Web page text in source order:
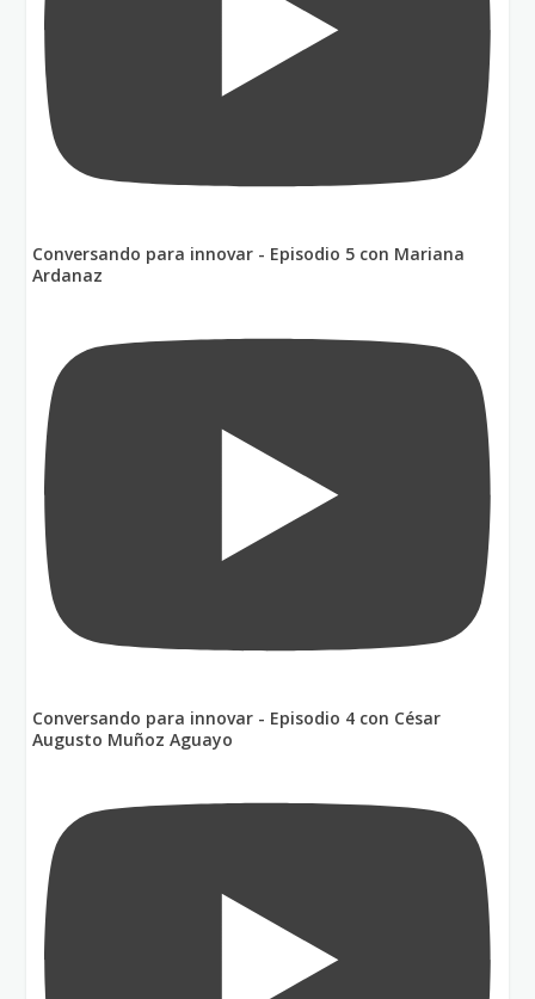
Conversando para innovar - Episodio 5 con Mariana
Ardanaz
Conversando para innovar - Episodio 4 con César
Augusto Muñoz Aguayo